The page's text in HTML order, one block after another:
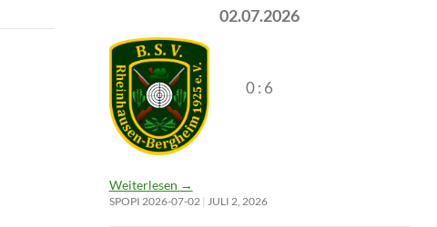
02.07.2026
0 : 6
Weiterlesen →
SPOPI 2026-07-02 JULI 2, 2026